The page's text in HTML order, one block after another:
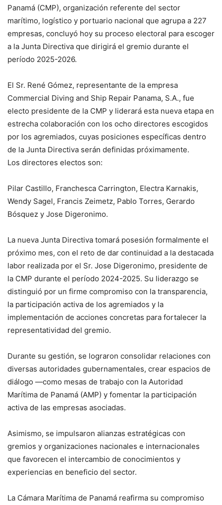
Panamá (CMP), organización referente del sector
marítimo, logístico y portuario nacional que agrupa a 227
empresas, concluyó hoy su proceso electoral para escoger
a la Junta Directiva que dirigirá el gremio durante el
período 2025-2026.
El Sr. René Gómez, representante de la empresa
Commercial Diving and Ship Repair Panama, S.A., fue
electo presidente de la CMP y liderará esta nueva etapa en
estrecha colaboración con los ocho directores escogidos
por los agremiados, cuyas posiciones específicas dentro
de la Junta Directiva serán definidas próximamente.
Los directores electos son:
Pilar Castillo, Franchesca Carrington, Electra Karnakis,
Wendy Sagel, Francis Zeimetz, Pablo Torres, Gerardo
Bósquez y Jose Digeronimo.
La nueva Junta Directiva tomará posesión formalmente el
próximo mes, con el reto de dar continuidad a la destacada
labor realizada por el Sr. Jose Digeronimo, presidente de
la CMP durante el período 2024-2025. Su liderazgo se
distinguió por un firme compromiso con la transparencia,
la participación activa de los agremiados y la
implementación de acciones concretas para fortalecer la
representatividad del gremio.
Durante su gestión, se lograron consolidar relaciones con
diversas autoridades gubernamentales, crear espacios de
diálogo —como mesas de trabajo con la Autoridad
Marítima de Panamá (AMP) y fomentar la participación
activa de las empresas asociadas.
Asimismo, se impulsaron alianzas estratégicas con
gremios y organizaciones nacionales e internacionales
que favorecen el intercambio de conocimientos y
experiencias en beneficio del sector.
La Cámara Marítima de Panamá reafirma su compromiso